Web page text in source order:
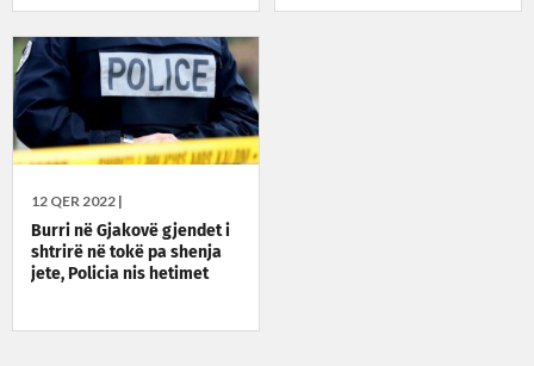
12 QER 2022 |
Burri në Gjakovë gjendet i
shtrirë në tokë pa shenja
jete, Policia nis hetimet